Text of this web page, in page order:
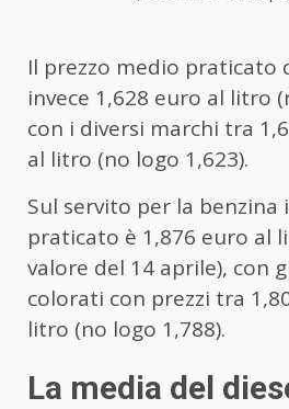
Il prezzo medio praticato
invece 1,628 euro al litro
con i diversi marchi tra
al litro (no logo 1,623).
Sul servito per la benzina
praticato è 1,876 euro al
valore del 14 aprile), con
colorati con prezzi tra
litro (no logo 1,788).
La media del